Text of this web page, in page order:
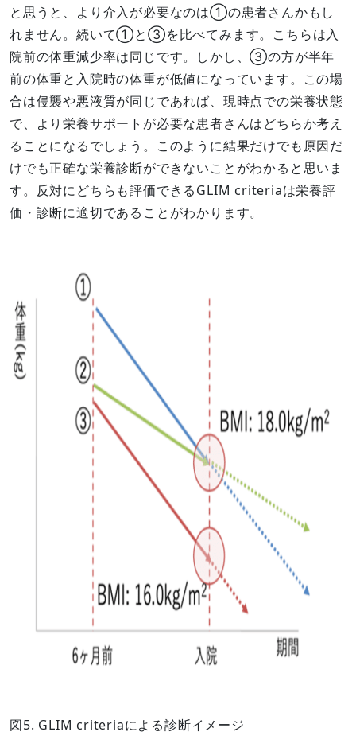
と思うと、より介入が必要なのは①の患者さんかもし
れません。続いて①と③を比べてみます。こちらは入
院前の体重減少率は同じです。しかし、③の方が半年
前の体重と入院時の体重が低値になっています。この場
合は侵襲や悪液質が同じであれば、現時点での栄養状態
で、より栄養サポートが必要な患者さんはどちらか考え
ることになるでしょう。このように結果だけでも原因だ
けでも正確な栄養診断ができないことがわかると思いま
す。反対にどちらも評価できるGLIM criteriaは栄養評
価・診断に適切であることがわかります。
図5. GLIM criteriaによる診断イメージ